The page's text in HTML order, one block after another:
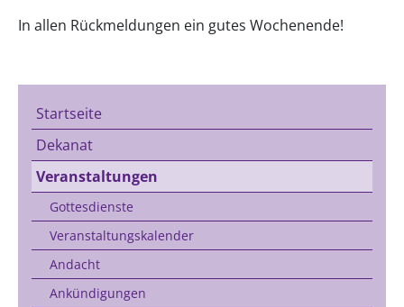
In allen Rückmeldungen ein gutes Wochenende!
Startseite
Dekanat
Veranstaltungen
Gottesdienste
Veranstaltungskalender
Andacht
Ankündigungen